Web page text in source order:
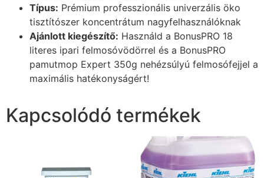
Típus: Prémium professzionális univerzális öko
tisztítószer koncentrátum nagyfelhasználóknak
Ajánlott kiegészítő: Használd a BonusPRO 18
literes ipari felmosóvödörrel és a BonusPRO
pamutmop Expert 350g nehézsúlyú felmosófejjel a
maximális hatékonyságért!
Kapcsolódó termékek